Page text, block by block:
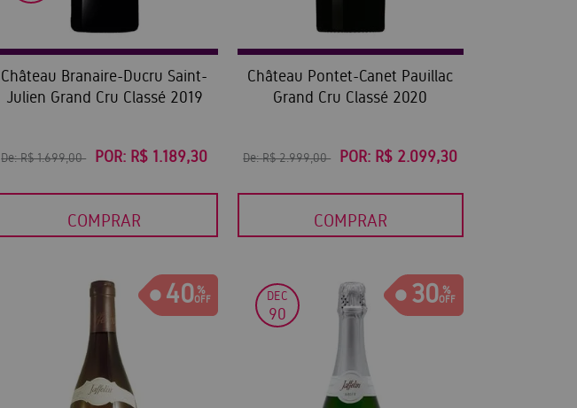
Château Branaire-Ducru Saint-
Julien Grand Cru Classé 2019
De:R$ 1.699,00 POR: R$ 1.189,30
COMPRAR
Château Pontet-Canet Pauillac
Grand Cru Classé 2020
De:R$ 2.999,00 POR: R$ 2.099,30
COMPRAR
40 30
DEC
90